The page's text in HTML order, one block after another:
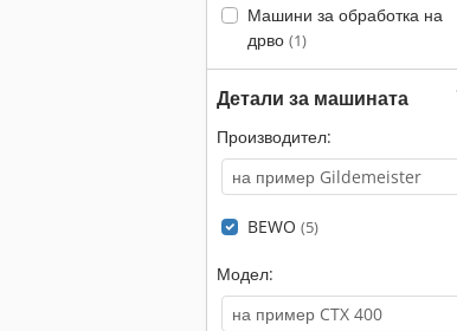
Машини за обработка на
дрво (1)
Детали за машината
Производител:
BEWO (5)
Модел: